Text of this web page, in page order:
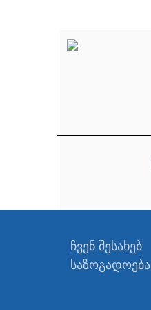
ჩვენ შესახებ
საზოგადოება